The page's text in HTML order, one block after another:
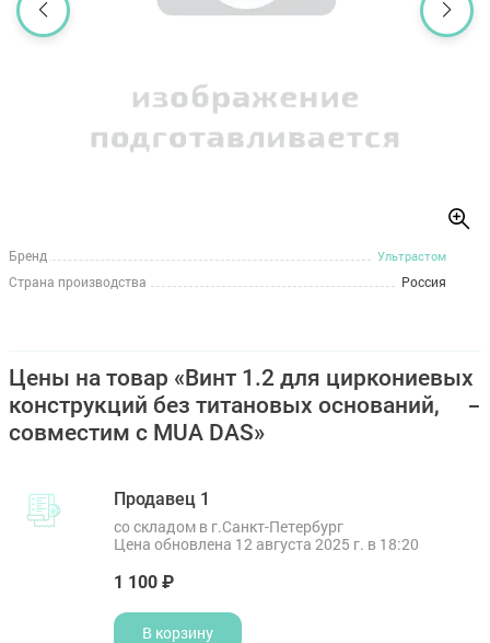
Бренд Ультрастом
Страна производства Россия
Цены на товар «Винт 1.2 для циркониевых
конструкций без титановых оснований,
совместим с MUA DAS»
Продавец 1
со складом в г.Санкт-Петербург
Цена обновлена 12 августа 2025 г. в 18:20
1 100 ₽
В корзину